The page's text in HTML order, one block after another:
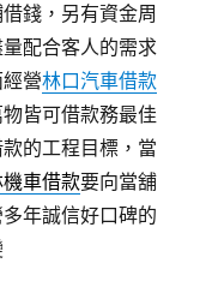
錢，另有資金周
量配合客人的需求
營林口汽車借款
皆可借款務最佳
的工程目標，當
車借款要向當舖
年誠信好口碑的